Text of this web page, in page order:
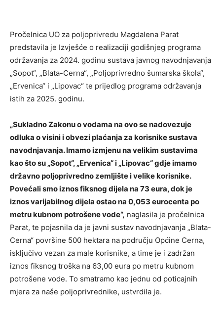
Pročelnica UO za poljoprivredu Magdalena Parat
predstavila je Izvješće o realizaciji godišnjeg programa
održavanja za 2024. godinu sustava javnog navodnjavanja
„Sopot“, „Blata-Cerna“, „Poljoprivredno šumarska škola“,
„Ervenica“ i „Lipovac“ te prijedlog programa održavanja
istih za 2025. godinu.
„Sukladno Zakonu o vodama na ovo se nadovezuje
odluka o visini i obvezi plaćanja za korisnike sustava
navodnjavanja. Imamo izmjenu na velikim sustavima
kao što su „Sopot“, „Ervenica“ i „Lipovac“ gdje imamo
državno poljoprivredno zemljište i velike korisnike.
Povećali smo iznos fiksnog dijela na 73 eura, dok je
iznos varijabilnog dijela ostao na 0,053 eurocenta po
metru kubnom potrošene vode“, naglasila je pročelnica
Parat, te pojasnila da je javni sustav navodnjavanja „Blata-
Cerna“ površine 500 hektara na području Općine Cerna,
isključivo vezan za male korisnike, a time je i zadržan
iznos fiksnog troška na 63,00 eura po metru kubnom
potrošene vode. To smatramo kao jednu od poticajnih
mjera za naše poljoprivrednike, ustvrdila je.